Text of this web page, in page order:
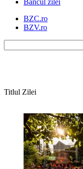
Bancul zilei
BZC.ro
BZV.ro
Titlul Zilei